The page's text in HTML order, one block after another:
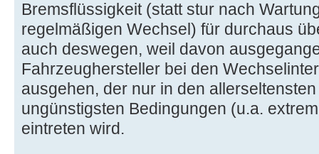
Bremsflüssigkeit (statt stur nach
regelmäßigen Wechsel) für durchaus
auch deswegen, weil davon
Fahrzeughersteller bei den
ausgehen, der nur in den
ungünstigsten Bedingungen (u.a.
eintreten wird.